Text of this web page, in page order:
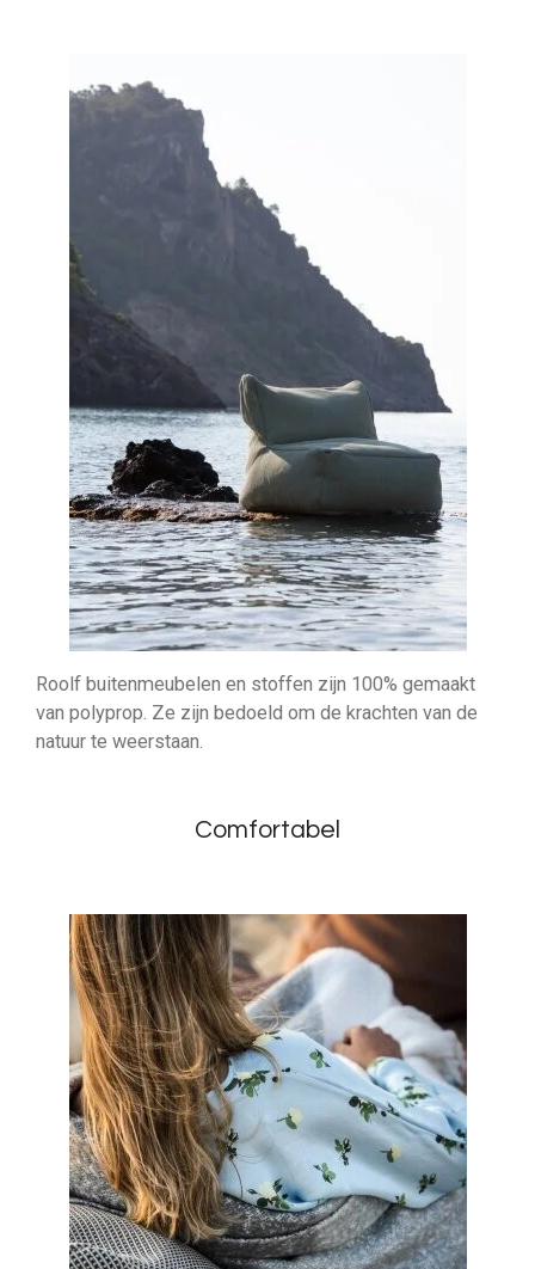
Roolf buitenmeubelen en stoffen zijn 100% gemaakt
van polyprop. Ze zijn bedoeld om de krachten van de
natuur te weerstaan.
Comfortabel